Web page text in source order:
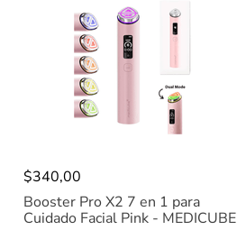
$340,00
Booster Pro X2 7 en 1 para
Cuidado Facial Pink - MEDICUBE